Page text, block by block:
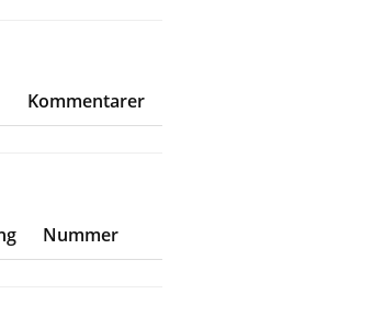
Kommentarer
Nummer